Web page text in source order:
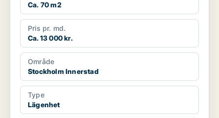
Ca. 70 m2
Pris pr. md.
Ca. 13 000 kr.
Område
Stockholm Innerstad
Type
Lägenhet